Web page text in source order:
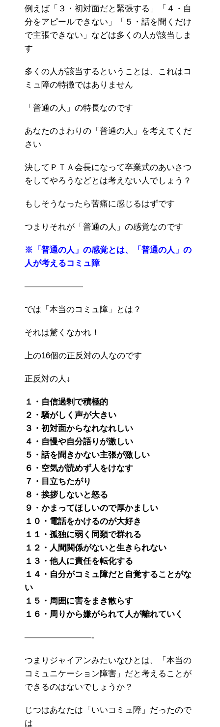
例えば「３・初対面だと緊張する」「４・自
分をアピールできない」「５・話を聞くだけ
で主張できない」などは多くの人が該当しま
す
多くの人が該当するということは、これはコ
ミュ障の特徴ではありません
「普通の人」の特長なのです
あなたのまわりの「普通の人」を考えてくだ
さい
決してＰＴＡ会長になって卒業式のあいさつ
をしてやろうなどとは考えない人でしょう？
もしそうなったら苦痛に感じるはずです
つまりそれが「普通の人」の感覚なのです
※「普通の人」の感覚とは、「普通の人」の
人が考えるコミュ障
———————
では「本当のコミュ障」とは？
それは驚くなかれ！
上の16個の正反対の人なのです
正反対の人↓
１・自信過剰で積極的
２・騒がしく声が大きい
３・初対面からなれなれしい
４・自慢や自分語りが激しい
５・話を聞きかない主張が激しい
６・空気が読めず人をけなす
７・目立ちたがり
８・挨拶しないと怒る
９・かまってほしいので厚かましい
１０・電話をかけるのが大好き
１１・孤独に弱く同類で群れる
１２・人間関係がないと生きられない
１３・他人に責任を転化する
１４・自分がコミュ障だと自覚することがな
い
１５・周囲に害をまき散らす
１６・周りから嫌がられて人が離れていく
————————-
つまりジャイアンみたいなひとは、「本当の
コミュニケーション障害」だと考えることが
できるのはないでしょうか？
じつはあなたは「いいコミュ障」だったので
は